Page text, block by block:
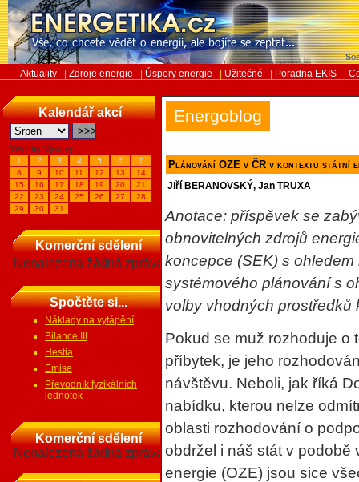
Aktuality Zdroje energie Úspory energie Užitečné Poradna EKIS
Kalendář akcí
Veletrhy, Výstavy...
1
2 3 4 5 6
7
8
9 10 11 12 13
14
15
16 17 18 19 20
21
22
23 24 25 26 27
28
29
30 31
Komerční sdělení
Nenalezena žádná zpráva
Spočtěte si...
Náklady na vytápění
Bilance III
Hestia
Emise
Převodník fyzikálních
jednotek
Komerční sdělení
Nenalezena žádná zpráva
Energoblog
Plánování OZE v ČR v kontextu státní
Jiří BERANOVSKÝ, Jan TRUXA
Anotace: příspěvek se
obnovitelných zdrojů
koncepce (SEK) s
systémového plánování s
volby vhodných prostředků
Pokud se muž rozhoduje o
příbytek, je jeho
návštěvu. Neboli, jak říká
nabídku, kterou nelze
oblasti rozhodování o
obdržel i náš stát v podobě
energie (OZE) jsou sice